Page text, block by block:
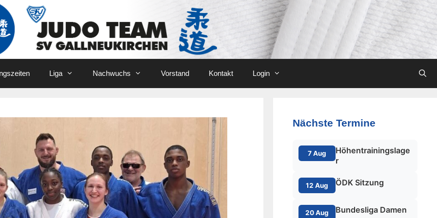
Liga Nachwuchs Vorstand Kontakt Login
Nächste Termine
7 Aug
Höhentrainingslage
r
12 Aug ÖDK Sitzung
20 Aug Bundesliga Damen